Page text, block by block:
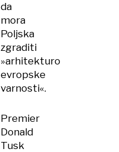
da
mora
Poljska
zgraditi
»arhitekturo
evropske
varnosti«.
Premier
Donald
Tusk